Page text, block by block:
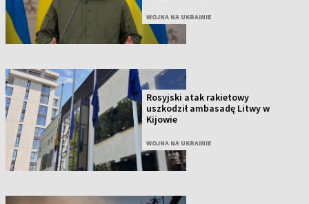
WOJNA NA UKRAINIE
Rosyjski atak rakietowy
uszkodził ambasadę Litwy w
Kijowie
WOJNA NA UKRAINIE